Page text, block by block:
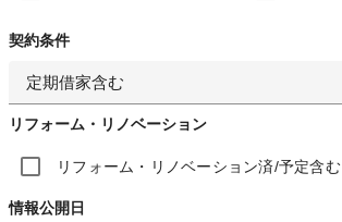
契約条件
定期借家含む
リフォーム・リノベーション
リフォーム・リノベーション済/予定含む
情報公開日